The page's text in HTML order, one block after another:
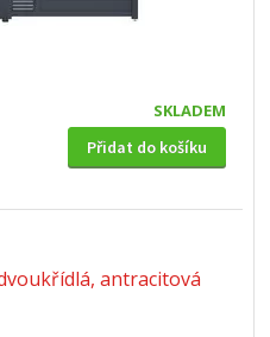
SKLADEM
Přidat do košíku
antracitová